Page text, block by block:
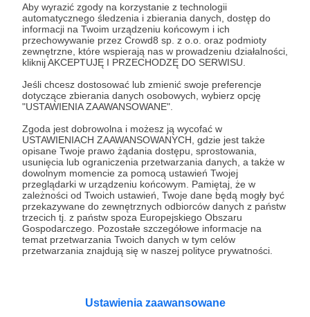
Aby wyrazić zgody na korzystanie z technologii
automatycznego śledzenia i zbierania danych, dostęp do
informacji na Twoim urządzeniu końcowym i ich
przechowywanie przez Crowd8 sp. z o.o. oraz podmioty
zewnętrzne, które wspierają nas w prowadzeniu działalności,
kliknij AKCEPTUJĘ I PRZECHODZĘ DO SERWISU.
Jeśli chcesz dostosować lub zmienić swoje preferencje
dotyczące zbierania danych osobowych, wybierz opcję
"USTAWIENIA ZAAWANSOWANE".
Zgoda jest dobrowolna i możesz ją wycofać w
USTAWIENIACH ZAAWANSOWANYCH, gdzie jest także
opisane Twoje prawo żądania dostępu, sprostowania,
usunięcia lub ograniczenia przetwarzania danych, a także w
dowolnym momencie za pomocą ustawień Twojej
przeglądarki w urządzeniu końcowym. Pamiętaj, że w
zależności od Twoich ustawień, Twoje dane będą mogły być
przekazywane do zewnętrznych odbiorców danych z państw
trzecich tj. z państw spoza Europejskiego Obszaru
Gospodarczego. Pozostałe szczegółowe informacje na
temat przetwarzania Twoich danych w tym celów
przetwarzania znajdują się w naszej polityce prywatności.
Ustawienia zaawansowane
* Zapoznałem się i akceptujęRegulaminserwisu oraz
Prywatności.
* Wyrażam zgodę na przetwarzanie moich danych
osobowych podanych w formularzu rejestracyjnym w celu
prawidłowego świadczenia usług serwisu Patronite.
Wyrażam zgodę na otrzymywanie drogą elektroniczną
informacji handlowych - newslettera. Opcja ta może zostać
zmieniona w ustawieniach konta.